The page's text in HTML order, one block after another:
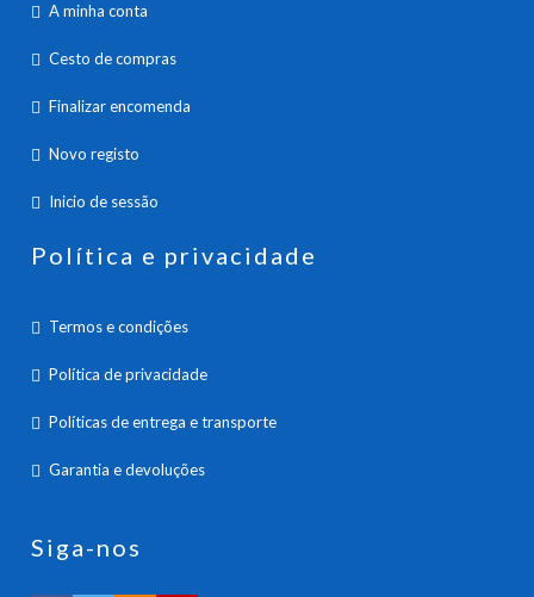
A minha conta
Cesto de compras
Finalizar encomenda
Novo registo
Inicio de sessão
Política e privacidade
Termos e condições
Política de privacidade
Políticas de entrega e transporte
Garantia e devoluções
Siga-nos